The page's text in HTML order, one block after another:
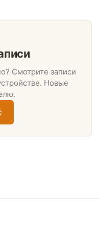
Смотрите записи
Новые